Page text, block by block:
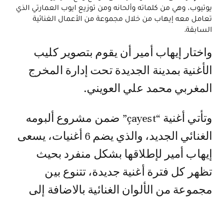
يوتيوب، وهي من كلماته وألحانه ومن توزيع ايوب العمارتي الذي
تعامل معه إيهاب من خلال مجموعة من الأعمال الغنائية
السابقة.
واختار إيهاب أمير أن يقوم بتصوير كليب
الأغنية بمدينة الجديدة تحت إدارة المخرج
المغربي محمد علي العويني.
وتأتي أغنية “çayest” ضمن مشروع ألبومه
الغنائي الجديد، والذي يضم 6 أغنيات، يسعى
إيهاب أمير لإطلاقها بشكل منفرد بحيث
تظهر كل فترة أغنية جديدة، تتنوع بين
مجموعة من الألوان الغنائية بالاضافة إلى